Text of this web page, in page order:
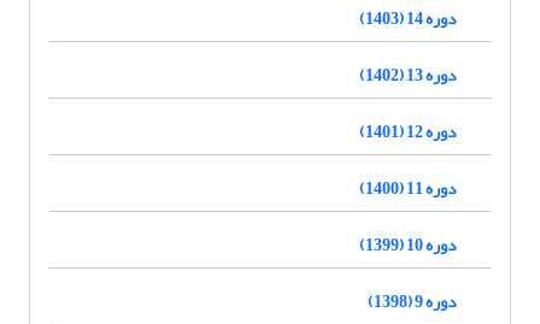
دوره 14 (1403)
دوره 13 (1402)
دوره 12 (1401)
دوره 11 (1400)
دوره 10 (1399)
دوره 9 (1398)